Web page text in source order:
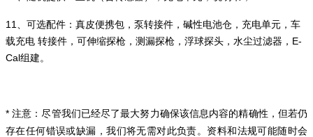
11、可选配件：真皮便携包，泵转接件，碱性电池仓，充电单元，车
载充电 转接件，可伸缩探枪，测漏探枪，浮球探头，水尘过滤器，E-
Cal组建。
* 注意：尽管我们已经尽了最大努力确保该信息内容的精确性，但若仍
存在任何错误或缺漏，我们将无需对此负责。 资料和法规可能随时会